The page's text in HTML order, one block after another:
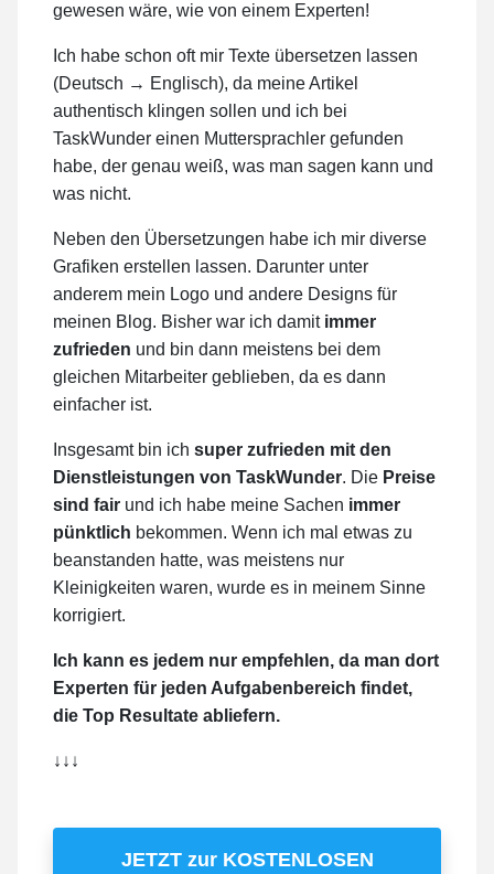
gewesen wäre, wie von einem Experten!
Ich habe schon oft mir Texte übersetzen lassen
(Deutsch → Englisch), da meine Artikel
authentisch klingen sollen und ich bei
TaskWunder einen Muttersprachler gefunden
habe, der genau weiß, was man sagen kann und
was nicht.
Neben den Übersetzungen habe ich mir diverse
Grafiken erstellen lassen. Darunter unter
anderem mein Logo und andere Designs für
meinen Blog. Bisher war ich damit immer
zufrieden und bin dann meistens bei dem
gleichen Mitarbeiter geblieben, da es dann
einfacher ist.
Insgesamt bin ich super zufrieden mit den
Dienstleistungen von TaskWunder. Die Preise
sind fair und ich habe meine Sachen immer
pünktlich bekommen. Wenn ich mal etwas zu
beanstanden hatte, was meistens nur
Kleinigkeiten waren, wurde es in meinem Sinne
korrigiert.
Ich kann es jedem nur empfehlen, da man dort
Experten für jeden Aufgabenbereich findet,
die Top Resultate abliefern.
↓↓↓
JETZT zur KOSTENLOSEN